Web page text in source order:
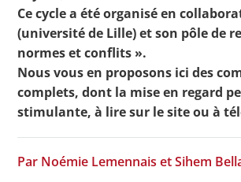
Ce cycle a été organisé en
(université de Lille) et son pôle de
normes et conflits ».
Nous vous en proposons ici des
complets, dont la mise en regard
stimulante, à lire sur le site ou à
Par Noémie Lemennais et Sihem